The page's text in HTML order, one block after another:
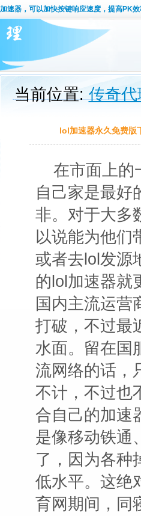
速器，可以加快按键响应速度，提高PK效
当前位置:传奇代
lol加速器永久免费版
在市面上的
自己家是最好
非。对于大多
以说能为他们
或者去lol发源
的lol加速器就
国内主流运营
打破，不过最
水面。留在国
流网络的话，
不计，不过也
合自己的加速
是像移动铁通
了，因为各种
低水平。这绝
育网期间，同